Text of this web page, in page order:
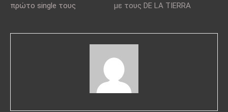
πρώτο single τους
με τους DE LA TIERRA